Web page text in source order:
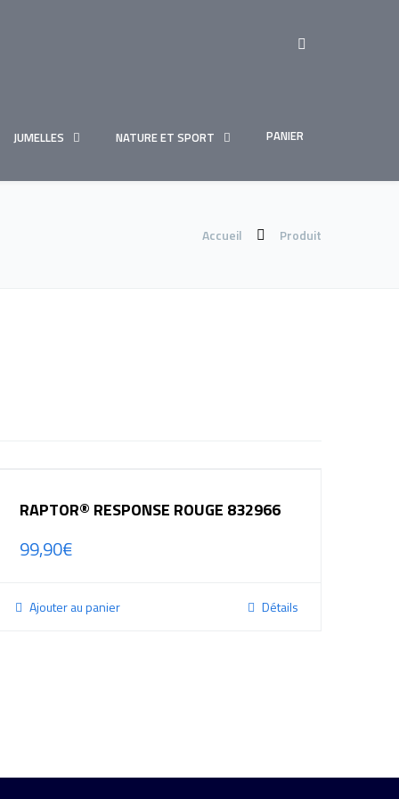
JUMELLES NATURE ET SPORT PANIER
Accueil Produit
RAPTOR® RESPONSE ROUGE 832966
99,90€
Ajouter au panier Détails